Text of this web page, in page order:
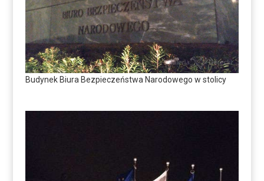
Budynek Biura Bezpieczeństwa Narodowego w stolicy